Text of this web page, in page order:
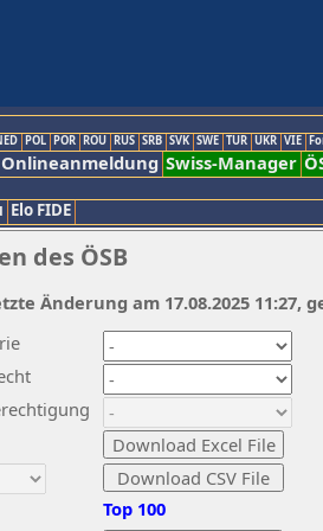
POL POR ROU RUS SRB SVK SWE TUR UKR VIE
Onlineanmeldung Swiss-Manager
Elo FIDE
des ÖSB
Top 100
Änderung am 17.08.2025 11:27,